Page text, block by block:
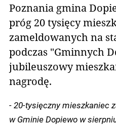
Poznania gmina
próg 20 tysięcy
zameldowanych na
podczas "Gminnych
jubileuszowy
nagrodę.
- 20-tysięczny mieszkaniec
w Gminie Dopiewo w